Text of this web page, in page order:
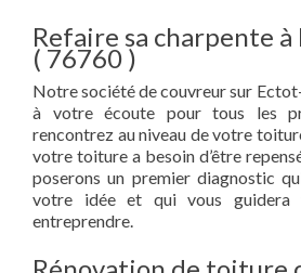
Refaire sa charpente à
( 76760 )
Notre société de couvreur sur
à votre écoute pour tous les
rencontrez au niveau de votre
votre toiture a besoin d’être
poserons un premier diagnostic
votre idée et qui vous guidera
entreprendre.